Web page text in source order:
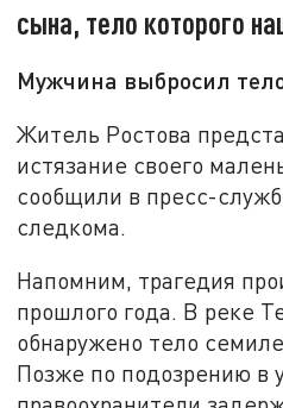
сына, тело которого
Мужчина выбросил
Житель Ростова
истязание своего
сообщили в пресс-
следкома.
Напомним, трагедия
прошлого года. В реке
обнаружено тело
Позже по подозрению в